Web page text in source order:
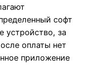
софт
устройство, за
оплаты нет
приложение